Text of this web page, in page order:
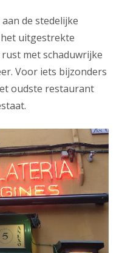
de stedelijke
uitgestrekte
met schaduwrijke
Voor iets bijzonders
oudste restaurant